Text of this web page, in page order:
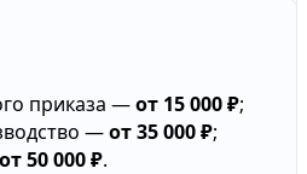
приказа —от 15 000 ₽;
—от 35 000 ₽;
от 50 000 ₽.